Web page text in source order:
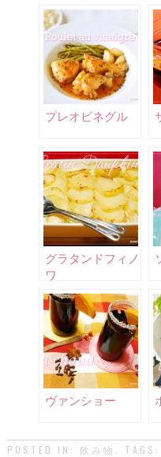
プレオビネグル
グラタンドフィノ
ワ
ヴァンショー
POSTED IN: 飲み物 . TAGS: